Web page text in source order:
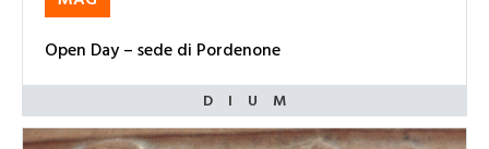
Open Day – sede di Pordenone